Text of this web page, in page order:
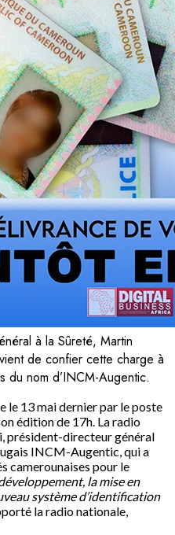
à la Sûreté, Martin
de confier cette charge à
du nom d’INCM-Augentic.
le 13 mai dernier par le poste
édition de 17h. La radio
président-directeur général
INCM-Augentic, qui a
camerounaises pour le
la mise en
système d’identification
la radio nationale,